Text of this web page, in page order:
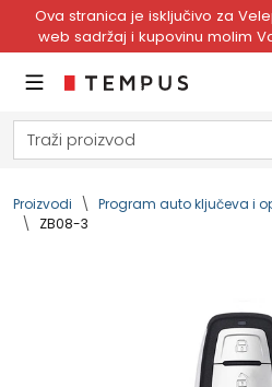
Ova stranica je isključivo za
web sadržaj i kupovinu molim
Proizvodi Program auto ključeva i
ZB08-3